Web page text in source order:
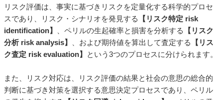
リスク評価は、事実に基づきリスクを定量化する科学的プロセ
スであり、リスク・シナリオを発見する
【リスク特定 risk
identification】
、ペリルの生起確率と損害を分析する
【リスク
分析 risk analysis】
、および期待値を算出して査定する
【リス
ク査定 risk evaluation】
という3つのプロセスに分けられます。
また、リスク対応は、リスク評価の結果と社会の意思の総合的
判断に基づき対策を選択する意思決定プロセスであり、ペリル